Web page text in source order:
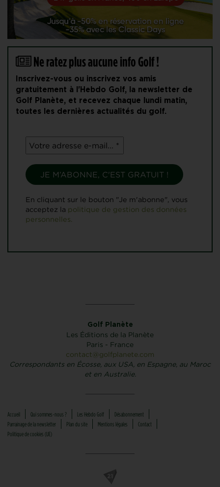
Ne ratez plus aucune info Golf !
Inscrivez-vous ou inscrivez vos amis
gratuitement à l'Hebdo Golf, la newsletter de
Golf Planète, et recevez chaque lundi matin,
toutes les dernières actualités du golf.
En cliquant sur le bouton "Je m'abonne", vous
acceptez la politique de gestion des données
personnelles.
Golf Planète
Les Éditions de la Planète
Paris - France
contact@golfplanete.com
Correspondants en Écosse, aux USA, en Espagne, au Maroc
et en Australie.
Accueil Qui sommes-nous ? Les Hebdo Golf
Désabonnement
Parrainage de la newsletter
Plan du site Mentions légales
Contact
Politique de cookies (UE)